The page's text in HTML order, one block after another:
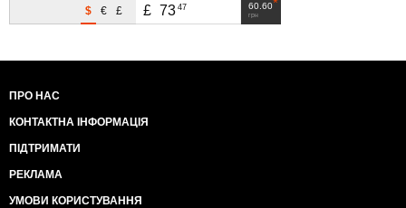
£
€
$ 60.60
грн
£ 73 47
ПРО НАС
КОНТАКТНА ІНФОРМАЦІЯ
ПІДТРИМАТИ
РЕКЛАМА
УМОВИ КОРИСТУВАННЯ